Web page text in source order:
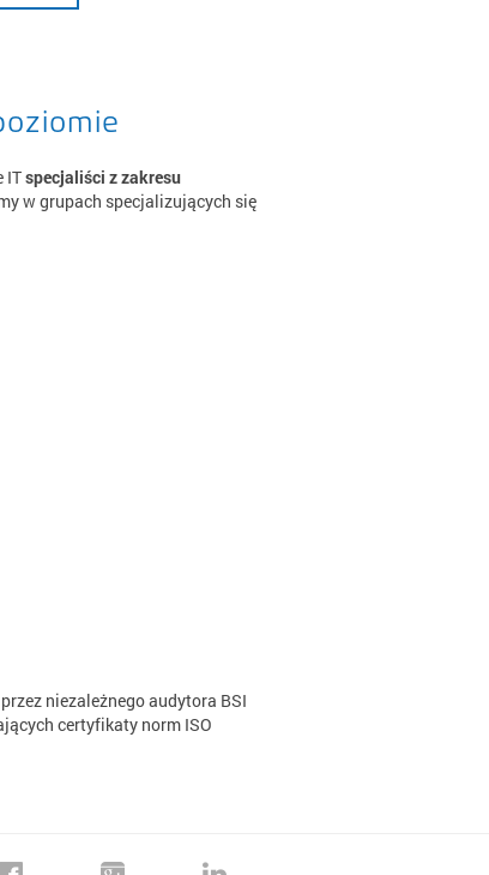
ITspecjaliści z zakresu
w grupach specjalizujących się
niezależnego audytora BSI
certyfikaty norm ISO